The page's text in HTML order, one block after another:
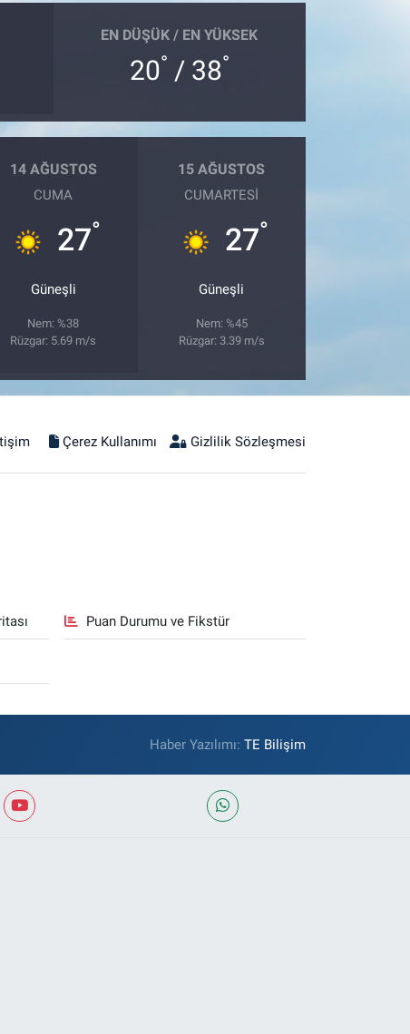
EN DÜŞÜK / EN YÜKSEK
20° / 38°
14 AĞUSTOS
CUMA
27°
Güneşli
Nem: %38
Rüzgar: 5.69 m/s
15 AĞUSTOS
CUMARTESI
27°
Güneşli
Nem: %45
Rüzgar: 3.39 m/s
Çerez Kullanımı Gizlilik Sözleşmesi
Puan Durumu ve Fikstür
Haber Yazılımı:TE Bilişim